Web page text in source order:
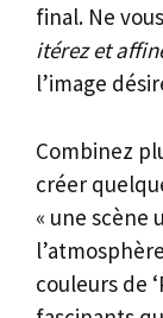
final. Ne
itérez et
l’image
Combinez
créer
« une scène
couleurs de